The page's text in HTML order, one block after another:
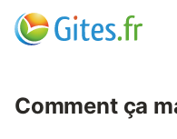
Comment ça